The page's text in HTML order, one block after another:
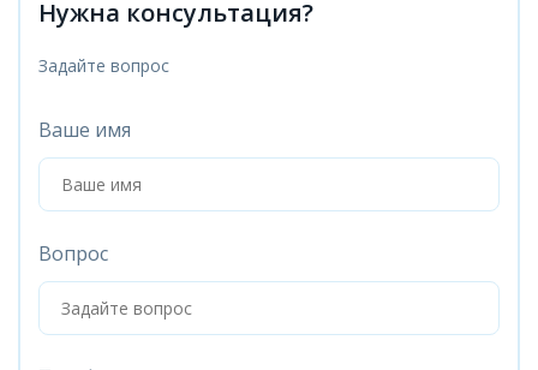
Нужна консультация?
Задайте вопрос
Ваше имя
Вопрос